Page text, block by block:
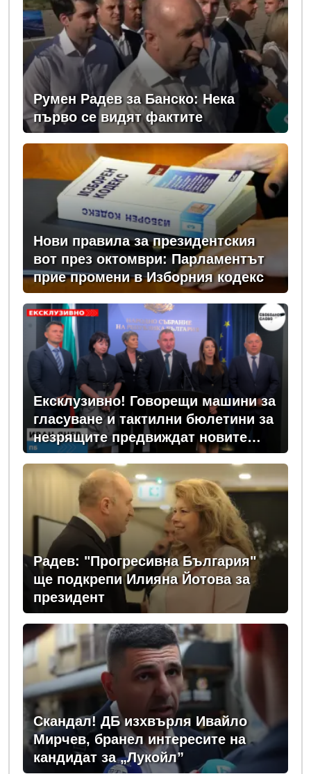
Румен Радев за Банско: Нека
първо се видят фактите
Нови правила за президентския
вот през октомври: Парламентът
прие промени в Изборния кодекс
Ексклузивно! Говорещи машини за
гласуване и тактилни бюлетини за
незрящите предвиждат новите
изборни правила! (ВИДЕО)
Радев: "Прогресивна България"
ще подкрепи Илияна Йотова за
президент
Скандал! ДБ изхвърля Ивайло
Мирчев, бранел интересите на
кандидат за „Лукойл”